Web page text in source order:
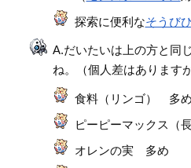
探索に便利なそうび
A.だいたいは上の方と同
ね。（個人差はありますが
食料（リンゴ） 多め
ピーピーマックス（
オレンの実 多め